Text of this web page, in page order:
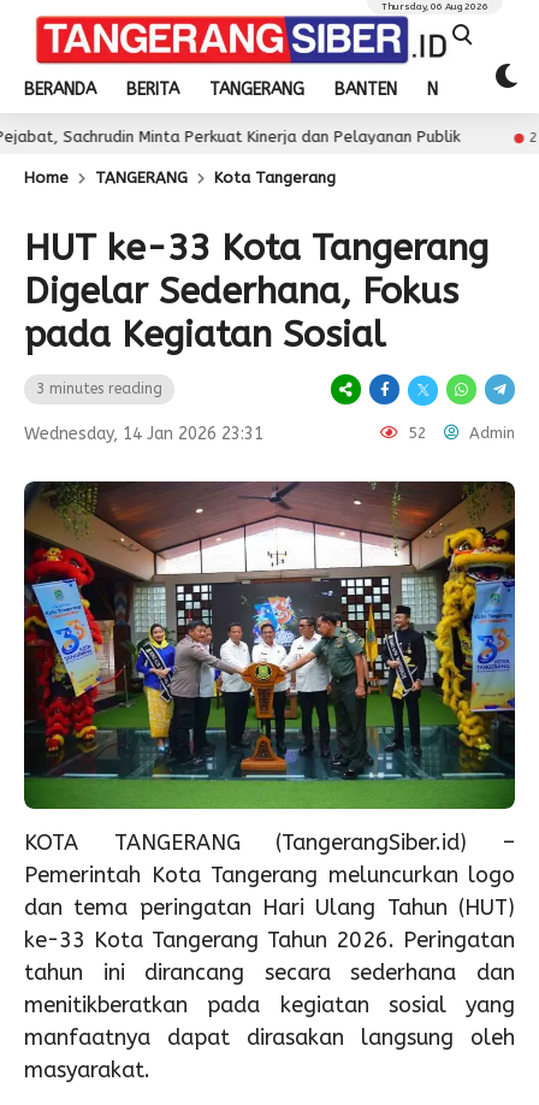
BERANDA BERITA TANGERANG BANTEN NASIONAL
Thursday, 06 Aug 2026
Minta Perkuat Kinerja dan Pelayanan Publik 2 day ago
Home TANGERANG Kota Tangerang
HUT ke-33 Kota Tangerang
Digelar Sederhana, Fokus
pada Kegiatan Sosial
3 minutes reading
Wednesday, 14 Jan 2026 23:31 52 Admin
KOTA TANGERANG (TangerangSiber.id) –
Pemerintah Kota Tangerang meluncurkan logo
dan tema peringatan Hari Ulang Tahun (HUT)
ke-33 Kota Tangerang Tahun 2026. Peringatan
tahun ini dirancang secara sederhana dan
menitikberatkan pada kegiatan sosial yang
manfaatnya dapat dirasakan langsung oleh
masyarakat.